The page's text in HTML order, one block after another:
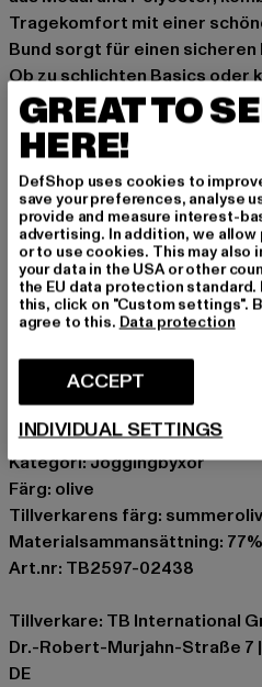
Tragekomfort mit einer
Bund sorgt für einen sicheren
Ob zu schlichten Basics oder
auffälligen Top – die Ladies
idealer Partner für lässige
sommarlig culotte för
elastiskt midjeband
sidofickor
mjukt fallande material
weit ausgestellte Beine
förkortat snitt
Tillfälle: Vardagskläder,
Casual, Enkel
Typer av förslutningar:
Skär: Vid
Varumärke: Urban Classics
Kategori: Joggingbyxor
Färg: olive
Tillverkarens färg:
Materialsammansättning:
Art.nr: TB2597-02438
Tillverkare: TB International
Dr.-Robert-Murjahn-Straße 7
DE
GREAT TO
HERE!
DefShop uses cookies to
save your preferences, analyse
provide and measure interest-
advertising. In addition, we
or to use cookies. This may
your data in the USA or other
the EU data protection standard.
this, click on "Custom settings".
agree to this. Data protection
ACCEPT
INDIVIDUAL SETTINGS